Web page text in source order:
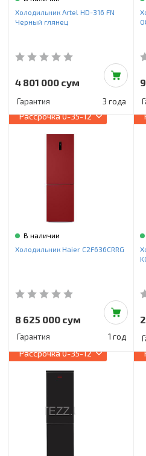
Инструменты и техника
Товары для дома
Красота и здоровье
Пылесосы
Фильтры для воды
Сантехника
Холодильник Artel HD-316 FN
Черный глянец
4 801 000 сум
Гарантия 3 года
Рассрочка0-35-12
В наличии
Холодильник Haier C2F636CRRG
8 625 000 сум
Гарантия 1 год
Рассрочка0-35-12